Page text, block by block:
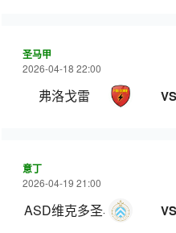
圣马甲
2026-04-18 22:00
弗洛戈雷 VS
意丁
2026-04-19 21:00
ASD维克多圣马力诺 VS